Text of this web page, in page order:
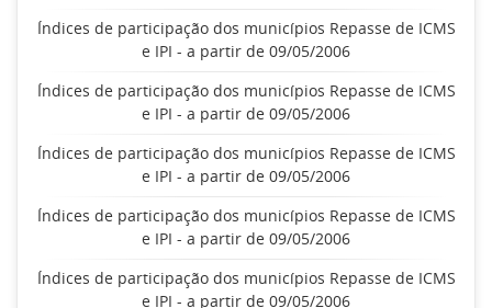
Índices de participação dos municípios Repasse de ICMS
e IPI - a partir de 09/05/2006
Índices de participação dos municípios Repasse de ICMS
e IPI - a partir de 09/05/2006
Índices de participação dos municípios Repasse de ICMS
e IPI - a partir de 09/05/2006
Índices de participação dos municípios Repasse de ICMS
e IPI - a partir de 09/05/2006
Índices de participação dos municípios Repasse de ICMS
e IPI - a partir de 09/05/2006